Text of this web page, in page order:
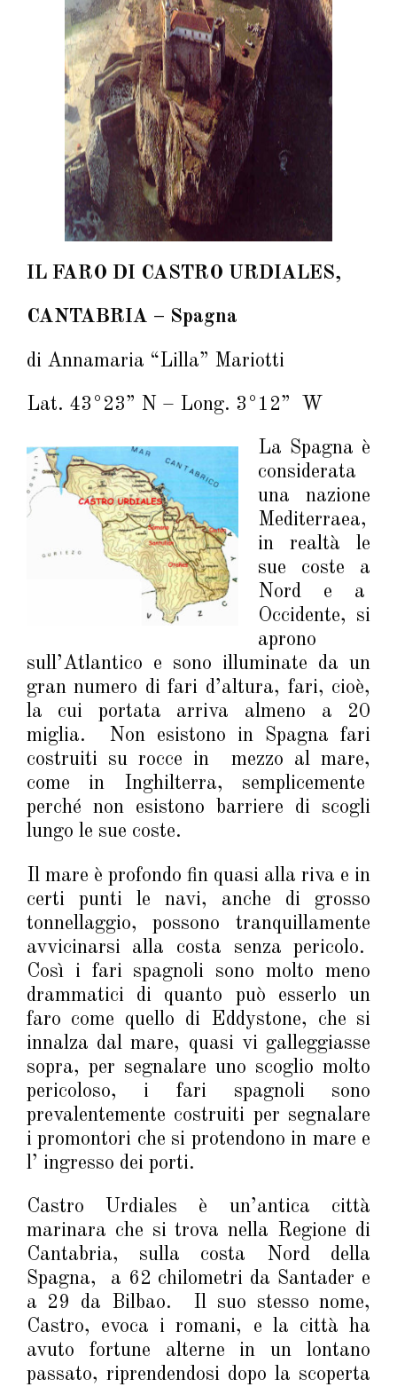
IL FARO DI CASTRO URDIALES,
CANTABRIA – Spagna
di Annamaria “Lilla” Mariotti
Lat. 43°23” N – Long. 3°12” W
La Spagna è
considerata
una nazione
Mediterraea,
in realtà le
sue coste a
Nord e a
Occidente, si
aprono
sull’Atlantico e sono illuminate da un
gran numero di fari d’altura, fari, cioè,
la cui portata arriva almeno a 20
miglia. Non esistono in Spagna fari
costruiti su rocce in mezzo al mare,
come in Inghilterra, semplicemente
perché non esistono barriere di scogli
lungo le sue coste.
Il mare è profondo fin quasi alla riva e in
certi punti le navi, anche di grosso
tonnellaggio, possono tranquillamente
avvicinarsi alla costa senza pericolo.
Così i fari spagnoli sono molto meno
drammatici di quanto può esserlo un
faro come quello di Eddystone, che si
innalza dal mare, quasi vi galleggiasse
sopra, per segnalare uno scoglio molto
pericoloso, i fari spagnoli sono
prevalentemente costruiti per segnalare
i promontori che si protendono in mare e
l’ ingresso dei porti.
Castro Urdiales è un’antica città
marinara che si trova nella Regione di
Cantabria, sulla costa Nord della
Spagna, a 62 chilometri da Santader e
a 29 da Bilbao. Il suo stesso nome,
Castro, evoca i romani, e la città ha
avuto fortune alterne in un lontano
passato, riprendendosi dopo la scoperta